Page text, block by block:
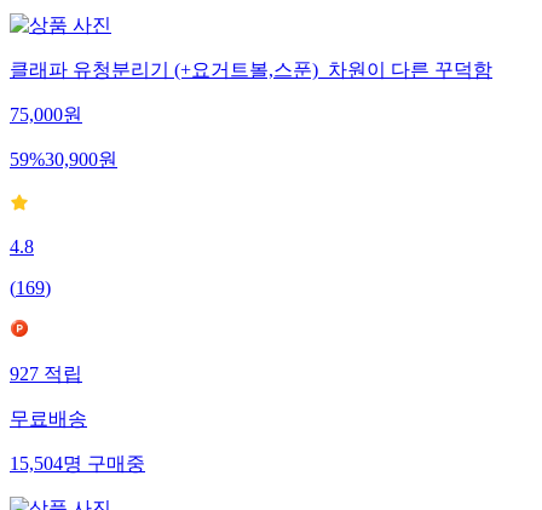
클래파 유청분리기 (+요거트볼,스푼)_차원이 다른 꾸덕함
75,000원
59%30,900원
4.8
(169)
927적립
무료배송
15,504명구매중